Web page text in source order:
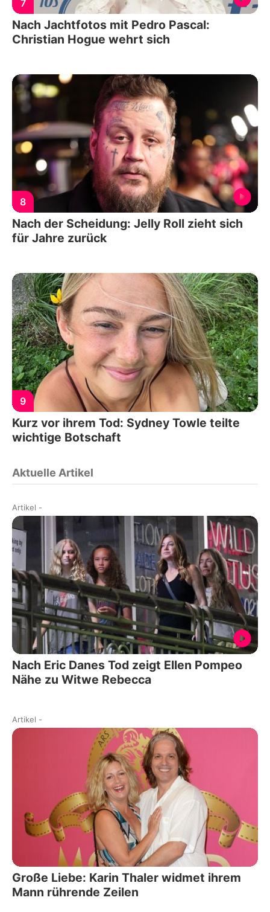
7
Nach Jachtfotos mit Pedro Pascal:
Christian Hogue wehrt sich
8
Nach der Scheidung: Jelly Roll zieht sich
für Jahre zurück
9
Kurz vor ihrem Tod: Sydney Towle teilte
wichtige Botschaft
Aktuelle Artikel
Artikel -
Nach Eric Danes Tod zeigt Ellen Pompeo
Nähe zu Witwe Rebecca
Artikel -
Große Liebe: Karin Thaler widmet ihrem
Mann rührende Zeilen